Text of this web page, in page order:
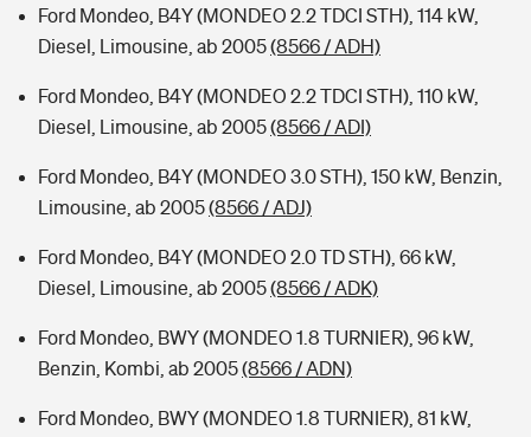
Ford Mondeo, B4Y (MONDEO 2.2 TDCI STH), 114 kW,
Diesel, Limousine, ab 2005(8566 / ADH)
Ford Mondeo, B4Y (MONDEO 2.2 TDCI STH), 110 kW,
Diesel, Limousine, ab 2005(8566 / ADI)
Ford Mondeo, B4Y (MONDEO 3.0 STH), 150 kW, Benzin,
Limousine, ab 2005(8566 / ADJ)
Ford Mondeo, B4Y (MONDEO 2.0 TD STH), 66 kW,
Diesel, Limousine, ab 2005(8566 / ADK)
Ford Mondeo, BWY (MONDEO 1.8 TURNIER), 96 kW,
Benzin, Kombi, ab 2005(8566 / ADN)
Ford Mondeo, BWY (MONDEO 1.8 TURNIER), 81 kW,